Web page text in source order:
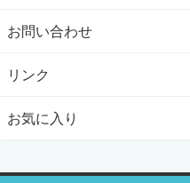
お問い合わせ
リンク
お気に入り